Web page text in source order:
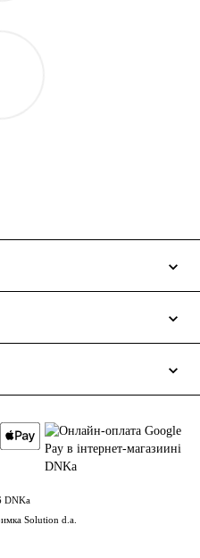
DNKa
Solution d.a.